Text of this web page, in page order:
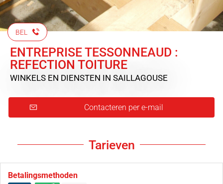
BEL
ENTREPRISE TESSONNEAUD :
REFECTION TOITURE
WINKELS EN DIENSTEN IN SAILLAGOUSE
Contacteren per e-mail
Tarieven
Betalingsmethoden